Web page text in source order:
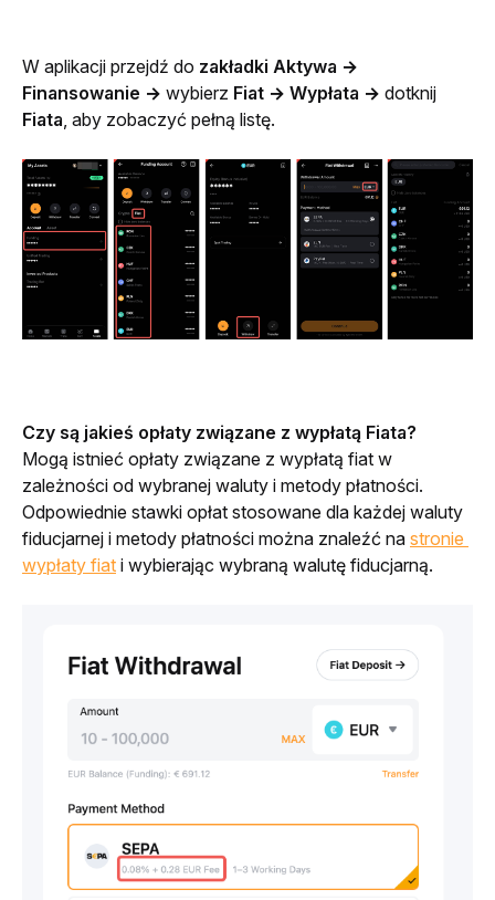
W aplikacji przejdź do zakładki Aktywa →
Finansowanie → wybierz Fiat → Wypłata →
Fiata , aby zobaczyć pełną listę.
Czy są jakieś opłaty związane z wypłatą Fiata?
Mogą istnieć opłaty związane z wypłatą fiat w
zależności od wybranej waluty i metody płatności.
Odpowiednie stawki opłat stosowane dla każdej waluty
fiducjarnej i metody płatności można znaleźć na stronie
wypłaty fiat i wybierając wybraną walutę fiducjarną.